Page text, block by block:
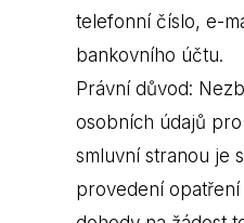
telefonní číslo, e-
bankovního účtu.
Právní důvod:
osobních údajů
smluvní stranou je
provedení